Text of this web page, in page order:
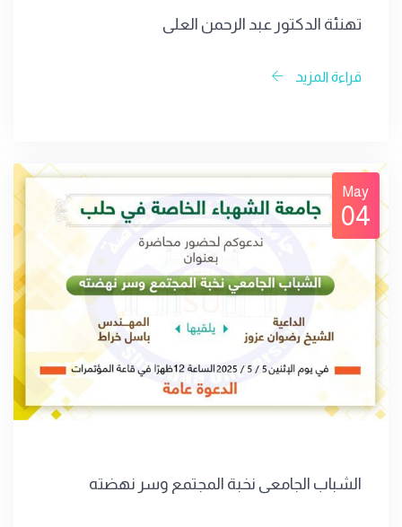
تهنئة الدكتور عبد الرحمن العلي
قراءة المزيد
May
04
الشباب الجامعي نخبة المجتمع وسر نهضته